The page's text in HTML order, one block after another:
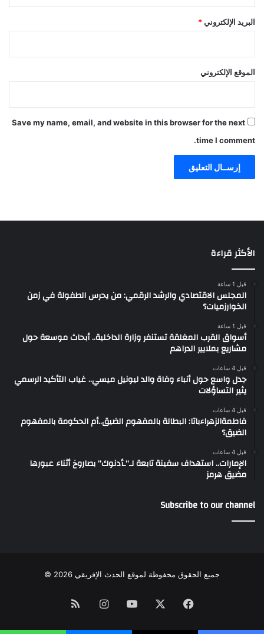
البريد الإلكتروني*
الموقع الإلكتروني
Save my name, email, and website in this browser for the next
time I comment.
الأكثر قراءة
قبل 1 ساعة
المجلس الاقتصادي والرشد الرقمي: من يحرس الطفولة في زمن
الخوارزميات؟
قبل 1 ساعة
أسواق القرب المغلقة تستنفر وزارة الداخلية.. أبحاث موسعة حول
مشاريع بملايير الدراهم
قبل 4 ساعات
جدل واسع حول أنباء وفاة والد ليونيل ميسي.. غياب التأكيد الرسمي
يثير التساؤلات
قبل 4 ساعات
فاطمةالزهراءباتا: البطالة بالمفهوم الضيق..أم الحكومة بالمفهوم
الضيق؟
قبل 4 ساعات
الإمارات.. استهداف سفينة تابعة لـ”ـأدنوك” بصاروخ أثناء عبورها
مضيق هرمز
Subscribe to our channel
جميع الحقوق محفوظة لموقع الحدث الإفريقي 2026 ©
Facebook
YouTube
Instagram
RSS